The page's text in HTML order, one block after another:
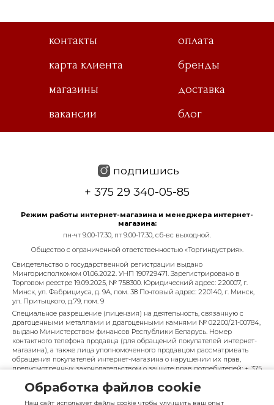
контакты
оплата
карта клиента
бренды
магазины
доставка
вакансии
блог
подпишись
+ 375 29 340-05-85
Режим работы интернет-магазина и менеджера интернет-
магазина:
пн-чт 9.00-17.30, пт 9.00-17.30, сб-вс выходной.
Общество с ограниченной ответственностью «Торгиндустрия».
Свидетельство о государственной регистрации выдано
Мингорисполкомом 01.06.2022. УНП 190729471. Зарегистрировано в
Торговом реестре 19.09.2025, № 758300. Юридический адрес: 220007, г.
Минск, ул. Фабрициуса, д. 9А, пом. 38 Почтовый адрес: 220140, г. Минск,
ул. Притыцкого, д.79, пом. 9
Специальное разрешение (лицензия) на деятельность, связанную с
драгоценными металлами и драгоценными камнями № 02200/21-00784,
выдано Министерством финансов Республики Беларусь. Номер
контактного телефона продавца (для обращений покупателей интернет-
магазина), а также лица уполномоченного продавцом рассматривать
обращения покупателей интернет-магазина о нарушении их прав,
предусмотренных законодательством о защите прав потребителей: + 375
управления по работе с обращениями граждан и юридических лиц
Минского городского исполнительного комитета, администрация
Обработка файлов cookie
Наш сайт использует файлы cookie чтобы улучшить ваш опыт